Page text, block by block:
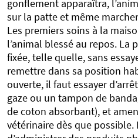
gonflement apparaîtra,
sur la patte et même
Les premiers soins à la
l’animal blessé au repos. La
fixée, telle quelle, sans
remettre dans sa position
ouverte, il faut essayer
gaze ou un tampon de
de coton absorbant), et
vétérinaire dès que possible.